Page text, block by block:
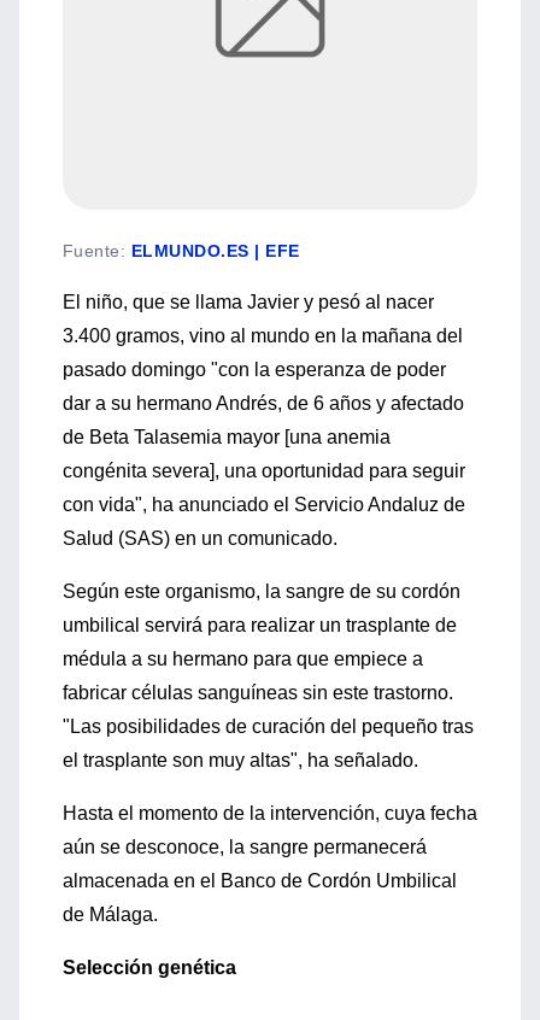
Fuente: ELMUNDO.ES | EFE
El niño, que se llama Javier y pesó al nacer
3.400 gramos, vino al mundo en la mañana del
pasado domingo "con la esperanza de poder
dar a su hermano Andrés, de 6 años y afectado
de Beta Talasemia mayor [una anemia
congénita severa], una oportunidad para seguir
con vida", ha anunciado el Servicio Andaluz de
Salud (SAS) en un comunicado.
Según este organismo, la sangre de su cordón
umbilical servirá para realizar un trasplante de
médula a su hermano para que empiece a
fabricar células sanguíneas sin este trastorno.
"Las posibilidades de curación del pequeño tras
el trasplante son muy altas", ha señalado.
Hasta el momento de la intervención, cuya fecha
aún se desconoce, la sangre permanecerá
almacenada en el Banco de Cordón Umbilical
de Málaga.
Selección genética